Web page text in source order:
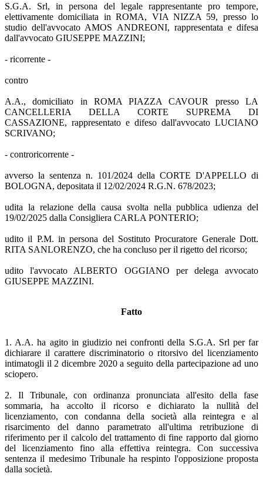
S.G.A. Srl, in persona del legale rappresentante pro tempore,
elettivamente domiciliata in ROMA, VIA NIZZA 59, presso lo
studio dell'avvocato AMOS ANDREONI, rappresentata e difesa
dall'avvocato GIUSEPPE MAZZINI;
- ricorrente -
contro
A.A., domiciliato in ROMA PIAZZA CAVOUR presso LA
CANCELLERIA DELLA CORTE SUPREMA DI
CASSAZIONE, rappresentato e difeso dall'avvocato LUCIANO
SCRIVANO;
- controricorrente -
avverso la sentenza n. 101/2024 della CORTE D'APPELLO di
BOLOGNA, depositata il 12/02/2024 R.G.N. 678/2023;
udita la relazione della causa svolta nella pubblica udienza del
19/02/2025 dalla Consigliera CARLA PONTERIO;
udito il P.M. in persona del Sostituto Procuratore Generale Dott.
RITA SANLORENZO, che ha concluso per il rigetto del ricorso;
udito l'avvocato ALBERTO OGGIANO per delega avvocato
GIUSEPPE MAZZINI.
Fatto
1. A.A. ha agito in giudizio nei confronti della S.G.A. Srl per far
dichiarare il carattere discriminatorio o ritorsivo del licenziamento
intimatogli il 2 dicembre 2020 a seguito della partecipazione ad uno
sciopero.
2. Il Tribunale, con ordinanza pronunciata all'esito della fase
sommaria, ha accolto il ricorso e dichiarato la nullità del
licenziamento, con condanna della società alla reintegra e al
risarcimento del danno parametrato all'ultima retribuzione di
riferimento per il calcolo del trattamento di fine rapporto dal giorno
del licenziamento fino alla effettiva reintegra. Con successiva
sentenza il medesimo Tribunale ha respinto l'opposizione proposta
dalla società.